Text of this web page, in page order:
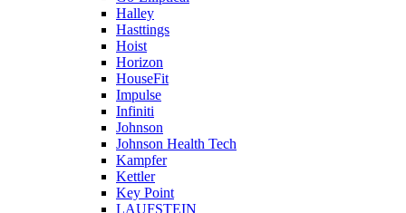
Halley
Hasttings
Hoist
Horizon
HouseFit
Impulse
Infiniti
Johnson
Johnson Health Tech
Kampfer
Kettler
Key Point
LAUFSTEIN